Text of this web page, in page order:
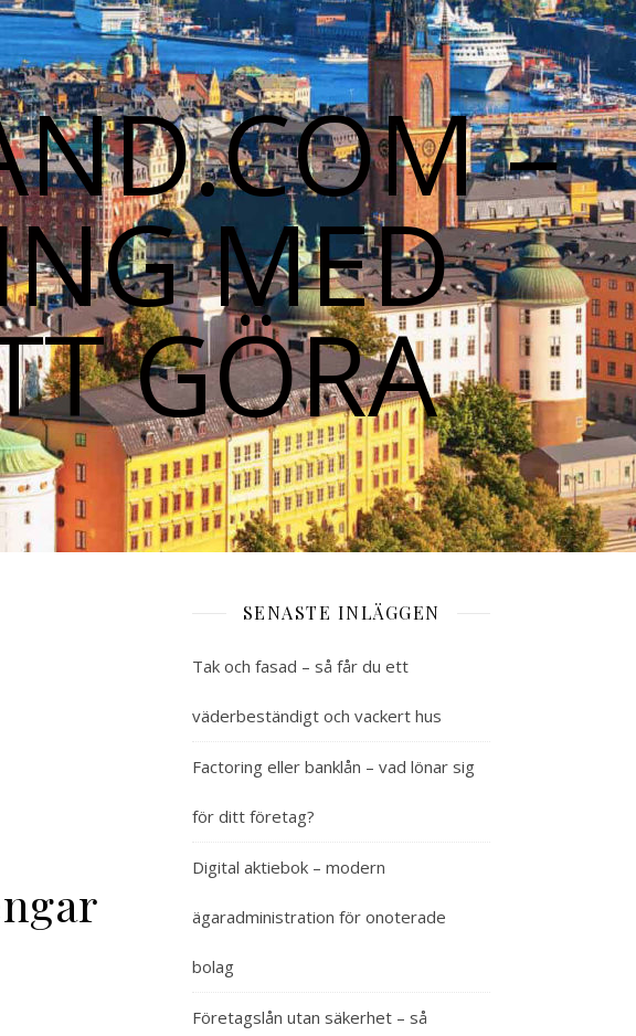
–
MED
GÖRA
SENASTE INLÄGGEN
Tak och fasad – så får du ett
väderbeständigt och vackert hus
Factoring eller banklån – vad lönar sig
för ditt företag?
Digital aktiebok – modern
ägaradministration för onoterade
bolag
Företagslån utan säkerhet – så